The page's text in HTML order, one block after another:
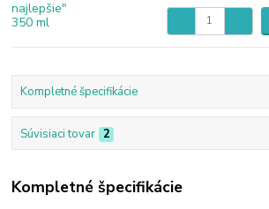
Kompletné špecifikácie
Súvisiaci tovar 2
Kompletné špecifikácie